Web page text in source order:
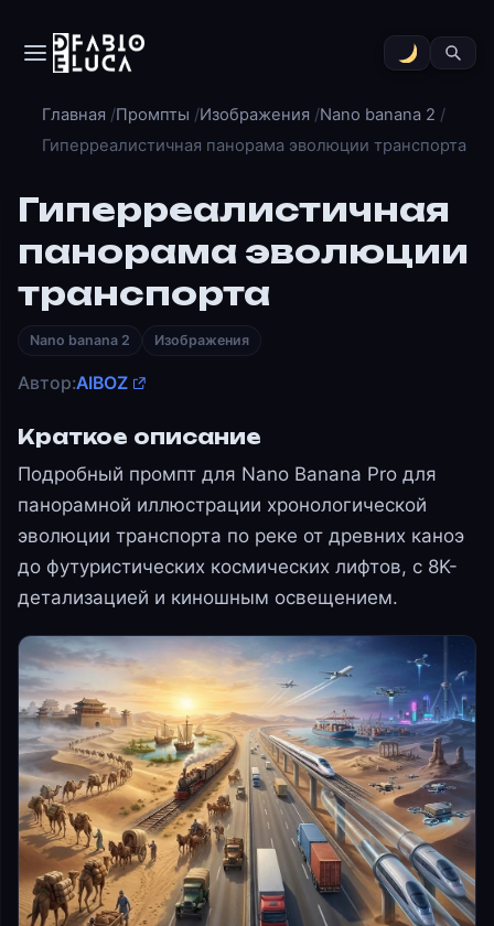
Главная Промпты Изображения
Nano banana 2
Гиперреалистичная панорама эволюции транспорта
Гиперреалистичная
панорама эволюции
транспорта
Nano banana 2 Изображения
Автор:AIBOZ
Краткое описание
Подробный промпт для Nano Banana Pro для
панорамной иллюстрации хронологической
эволюции транспорта по реке от древних каноэ
до футуристических космических лифтов, с 8K-
детализацией и киношным освещением.